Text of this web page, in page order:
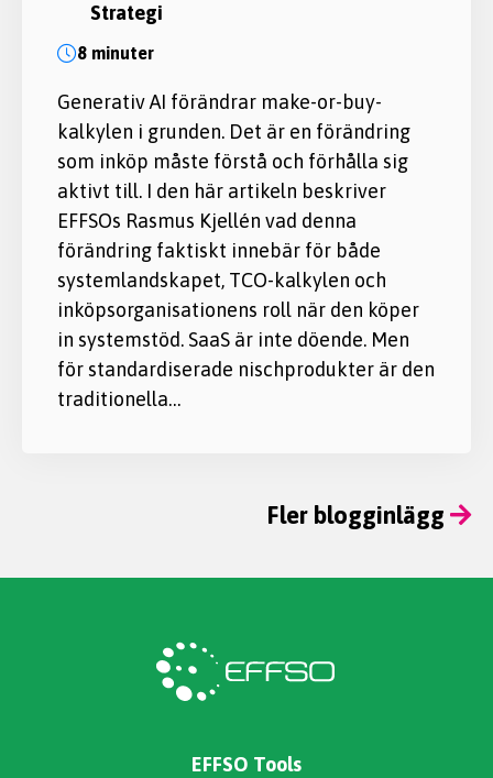
strategi
8 minuter
Generativ AI förändrar make-or-buy-
kalkylen i grunden. Det är en förändring
som inköp måste förstå och förhålla sig
aktivt till. I den här artikeln beskriver
EFFSOs Rasmus Kjellén vad denna
förändring faktiskt innebär för både
systemlandskapet, TCO-kalkylen och
inköpsorganisationens roll när den köper
in systemstöd. SaaS är inte döende. Men
för standardiserade nischprodukter är den
traditionella…
Fler blogginlägg
EFFSO Tools